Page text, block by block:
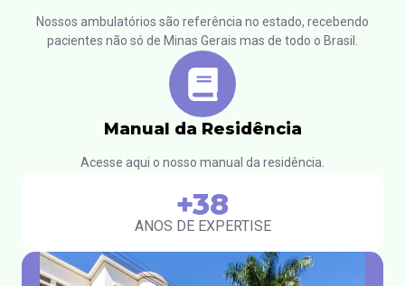
Nossos ambulatórios são referência no estado, recebendo
pacientes não só de Minas Gerais mas de todo o Brasil.
Manual da Residência
Acesse aqui o nosso manual da residência.
+38
ANOS DE EXPERTISE